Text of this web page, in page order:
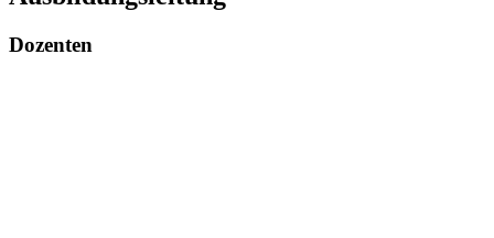
Dozenten